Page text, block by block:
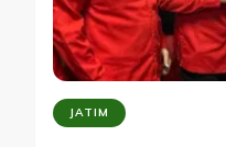
JATIM